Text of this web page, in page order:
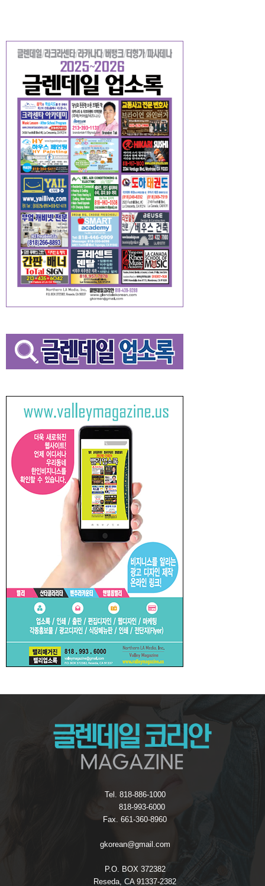
Tel. 818-886-1000
818-993-6000
Fax. 661-360-8960
gkorean@gmail.com
P.O. BOX 372382
Reseda, CA 91337-2382